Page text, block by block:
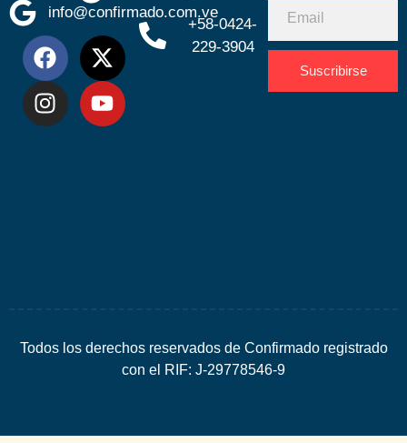
info@confirmado.com.ve
+58-0424-
229-3904
Suscribirse
Todos los derechos reservados de Confirmado registrado
con el RIF: J-29778546-9